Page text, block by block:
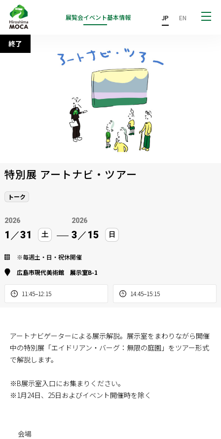
展覧会イベント基本情報 JP EN
終了
特別展 アートナビ・ツアー
トーク
2026
1 ／31 土
2026
3 ／ 15 日
※毎週土・日・祝休開催
広島市現代美術館 展示室B-1
11:45–12:15 14:45–15:15
アートナビゲーターによる展示解説。展示室をまわりながら開催
中の特別展「エイドリアン・バーグ：無限の庭園」をツアー形式
で解説します。
※B展示室入口にお集まりください。
※1月24日、25日およびイベント開催時を除く
会場